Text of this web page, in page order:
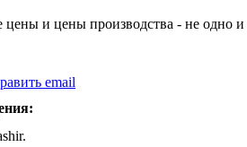
и цены производства - не одно и